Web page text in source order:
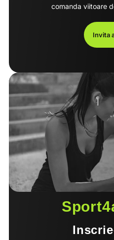
comanda viitoare
Invita